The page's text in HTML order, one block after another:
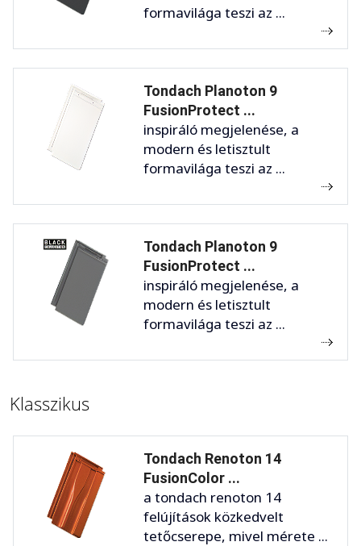
formavilága teszi az ...
Tondach Planoton 9
FusionProtect ...
inspiráló megjelenése, a
modern és letisztult
formavilága teszi az ...
Tondach Planoton 9
FusionProtect ...
inspiráló megjelenése, a
modern és letisztult
formavilága teszi az ...
Klasszikus
Tondach Renoton 14
FusionColor ...
a tondach renoton 14
felújítások közkedvelt
tetőcserepe, mivel mérete ...